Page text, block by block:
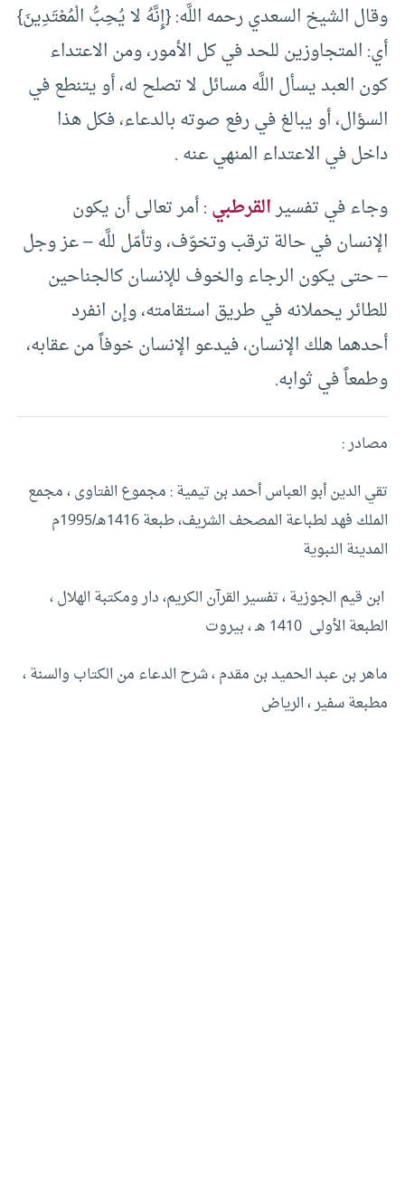
وقال الشيخ السعدي رحمه اللَّه: {إِنَّهُ لا يُحِبُّ الْمُعْتَدِينَ}
أي: المتجاوزين للحد في كل الأمور، ومن الاعتداء
كون العبد يسأل اللَّه مسائل لا تصلح له، أو يتنطع في
السؤال، أو يبالغ في رفع صوته بالدعاء، فكل هذا
داخل في الاعتداء المنهي عنه .
وجاء في تفسيرالقرطبي: أمر تعالى أن يكون
الإنسان في حالة ترقب وتخوّف، وتأمّل للَّه – عز وجل
– حتى يكون الرجاء والخوف للإنسان كالجناحين
للطائر يحملانه في طريق استقامته، وإن انفرد
أحدهما هلك الإنسان، فيدعو الإنسان خوفاً من عقابه،
وطمعاً في ثوابه.
مصادر :
تقي الدين أبو العباس أحمد بن تيمية : مجموع الفتاوى ، مجمع
الملك فهد لطباعة المصحف الشريف، طبعة 1416هـ/1995م
المدينة النبوية
ابن قيم الجوزية ، تفسير القرآن الكريم، دار ومكتبة الهلال ،
الطبعة الأولى 1410 هـ ، بيروت
ماهر بن عبد الحميد بن مقدم ، شرح الدعاء من الكتاب والسنة ،
مطبعة سفير ، الرياض